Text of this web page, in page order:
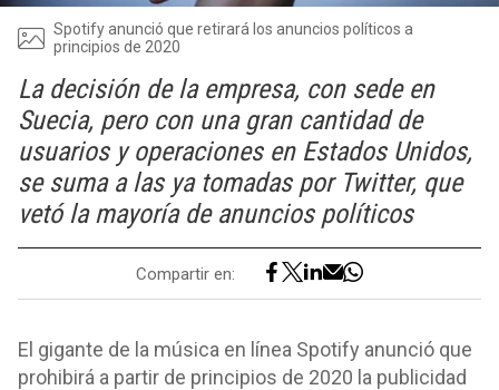
Spotify anunció que retirará los anuncios políticos a
principios de 2020
La decisión de la empresa, con sede en
Suecia, pero con una gran cantidad de
usuarios y operaciones en Estados Unidos,
se suma a las ya tomadas por Twitter, que
vetó la mayoría de anuncios políticos
Compartir en:
El gigante de la música en línea Spotify anunció que
prohibirá a partir de principios de 2020 la publicidad